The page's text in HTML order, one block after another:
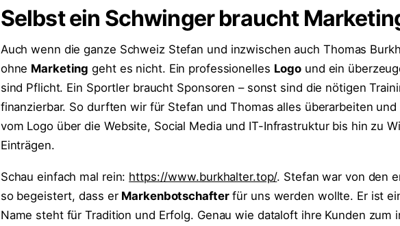
Selbst ein Schwinger braucht
Auch wenn die ganze Schweiz Stefan und inzwischen auch Thomas
ohne Marketing geht es nicht. Ein professionelles Logo und ein
sind Pflicht. Ein Sportler braucht Sponsoren – sonst sind die nötigen
finanzierbar. So durften wir für Stefan und Thomas alles überarbeiten und
vom Logo über die Website, Social Media und IT-Infrastruktur bis hin zu
Einträgen.
Schau einfach mal rein: https://www.burkhalter.top/. Stefan war von den
so begeistert, dass er Markenbotschafterfür uns werden wollte. Er ist
Name steht für Tradition und Erfolg. Genau wie dataloft ihre Kunden zum